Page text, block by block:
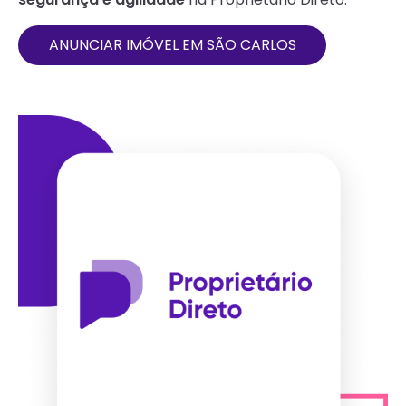
ANUNCIAR IMÓVEL EMSÃO CARLOS